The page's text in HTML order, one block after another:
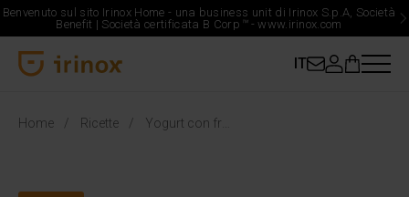
Benvenuto sul sito Irinox Home - una business unit di Irinox S.p.A, Società
Benefit | Società certificata B Corp ™-www.irinox.com
IT
Home Ricette